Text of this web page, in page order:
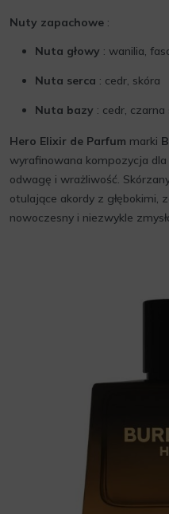
Nuty zapachowe :
Nuta głowy : wanilia,
Nuta serca : cedr, skóra
Nuta bazy : cedr,
Hero Elixir de Parfum marki
wyrafinowana kompozycja dla
odwagę i wrażliwość.
otulające akordy z głębokimi,
nowoczesny i niezwykle